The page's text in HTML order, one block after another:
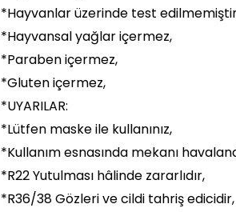
*Hayvanlar üzerinde test
*Hayvansal yağlar içermez,
*Paraben içermez,
*Gluten içermez,
*UYARILAR:
*Lütfen maske ile kullanınız,
*Kullanım esnasında mekanı
*R22 Yutulması hâlinde zararlıdır,
*R36/38 Gözleri ve cildi tahriş edicidir,